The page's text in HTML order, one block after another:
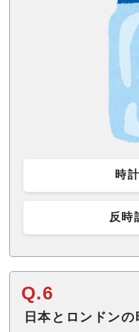
時
反時
Q.6
日本とロンドンの